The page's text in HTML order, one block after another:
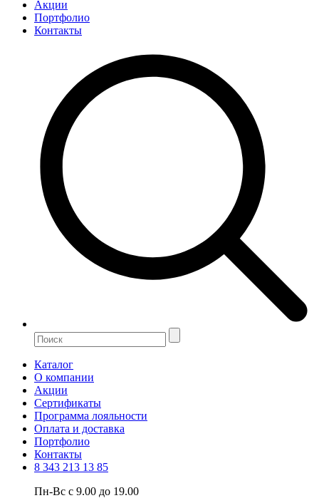
Акции
Портфолио
Контакты
Каталог
О компании
Акции
Сертификаты
Программа лояльности
Оплата и доставка
Портфолио
Контакты
8 343 213 13 85
Пн-Вс с 9.00 до 19.00